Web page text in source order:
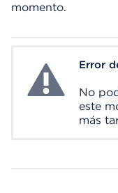
momento.
System Error
Error
No
este
más